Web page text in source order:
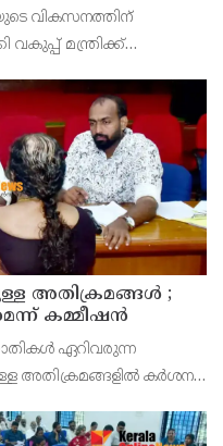
എം എൽ എ
വികസനത്തിന്
വകുപ്പ് മന്ത്രിക്ക്
വരുന്ന സ്ഥലമുണ്ട്
അതിക്രമങ്ങൾ ;
കമ്മീഷൻ
ഏറിവരുന്ന
അതിക്രമങ്ങളിൽ കർശന